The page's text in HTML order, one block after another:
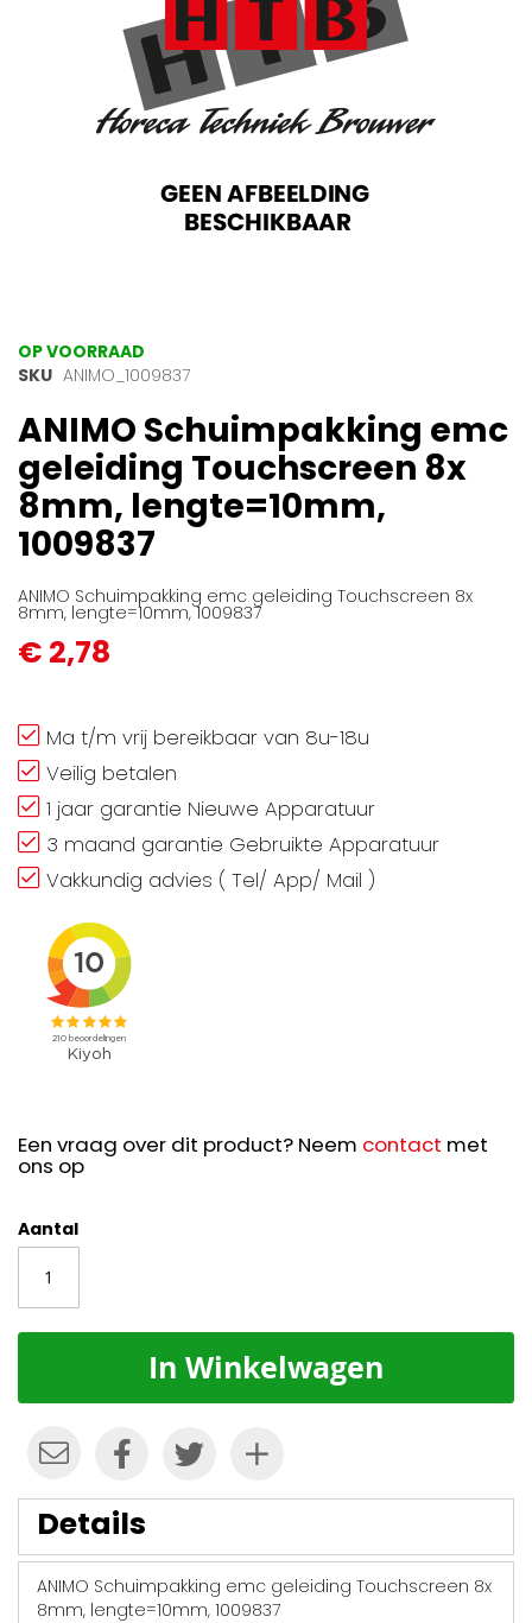
Ga
naar
begin
van
de
afbeeldingen-
gallerij
OP VOORRAAD
SKU ANIMO_1009837
ANIMO Schuimpakking emc
geleiding Touchscreen 8x
8mm, lengte=10mm,
1009837
ANIMO Schuimpakking emc geleiding Touchscreen 8x
8mm, lengte=10mm, 1009837
€ 2,78
Ma t/m vrij bereikbaar van 8u-18u
Veilig betalen
1 jaar garantie Nieuwe Apparatuur
3 maand garantie Gebruikte Apparatuur
Vakkundig advies ( Tel/ App/ Mail )
Een vraag over dit product? Neem contact met
ons op
Aantal
In Winkelwagen
Details
ANIMO Schuimpakking emc geleiding Touchscreen 8x
8mm, lengte=10mm, 1009837